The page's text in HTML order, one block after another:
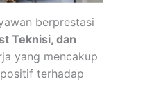
berprestasi
Teknisi, dan
yang mencakup
terhadap